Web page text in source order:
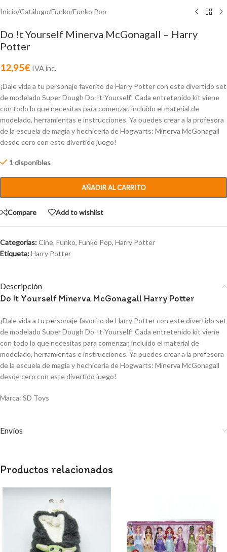
Inicio/Catálogo/Funko/Funko Pop
Do !t Yourself Minerva McGonagall – Harry
Potter
12,95€ IVA inc.
¡Dale vida a tu personaje favorito de Harry Potter con este divertido set
de modelado Super Dough Do-It-Yourself! Cada entretenido kit viene
con todo lo que necesitas para comenzar, incluido el material de
modelado, herramientas e instrucciones. Ya puedes crear a la profesora
de la escuela de magia y hechicería de Hogwarts: Minerva McGonagall
desde cero con este divertido juego!
1 disponibles
AÑADIR AL CARRITO
Compare Add to wishlist
Categorías:Cine, Funko, Funko Pop, Harry Potter
Etiqueta:Harry Potter
Descripción
Do !t Yourself Minerva McGonagall Harry Potter
¡Dale vida a tu personaje favorito de Harry Potter con este divertido set
de modelado Super Dough Do-It-Yourself! Cada entretenido kit viene
con todo lo que necesitas para comenzar, incluido el material de
modelado, herramientas e instrucciones. Ya puedes crear a la profesora
de la escuela de magia y hechicería de Hogwarts: Minerva McGonagall
desde cero con este divertido juego!
Marca: SD Toys
Envíos
Productos relacionados